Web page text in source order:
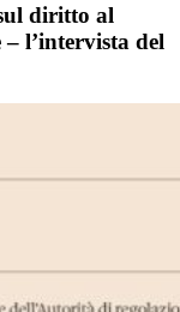
diritto al
l’intervista del